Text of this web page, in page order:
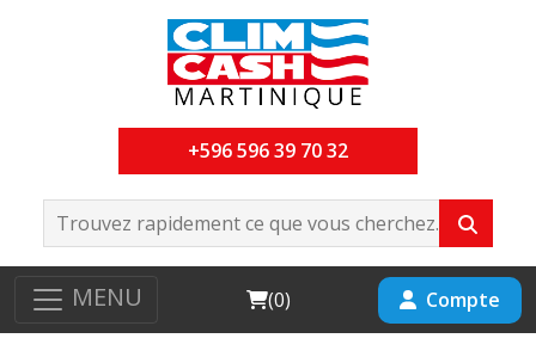
+596 596 39 70 32
MENU Cart
(0) Compte